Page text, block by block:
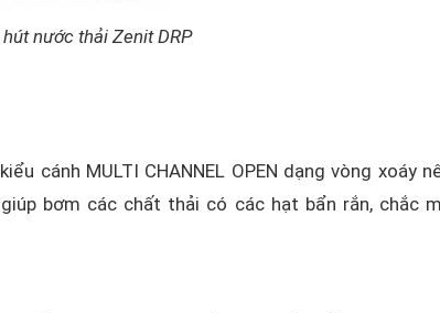
nước thải Zenit DRP
cánh MULTI CHANNEL OPEN dạng vòng xoáy
bơm các chất thải có các hạt bẩn rắn, chắc